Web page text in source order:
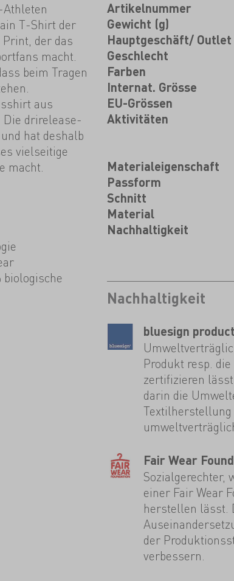
T-Shirt der
der das
macht.
beim Tragen
aus
drirelease-
hat deshalb
vielseitige
macht.
biologische
Artikelnummer
Gewicht (g)
Hauptgeschäft/ Outlet
Geschlecht
Farben
Internat. Grösse
EU-Grössen
Aktivitäten
Materialeigenschaft
Passform
Schnitt
Material
Nachhaltigkeit
Nachhaltigkeit
bluesign
Produkt resp.
zertifizieren
darin die
Fair Wear
Sozialgerechter,
einer Fair Wear
herstellen lässt.
der
verbessern.